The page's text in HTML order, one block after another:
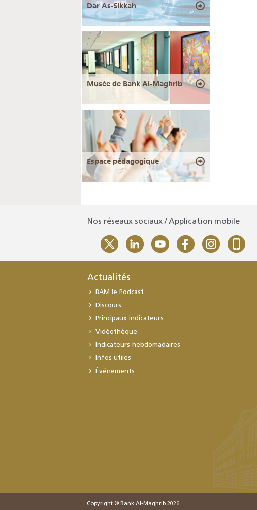
Dar As-Sikkah
Musée de Bank Al-Maghrib
Espace pédagogique
Nos réseaux sociaux / Application mobile
Actualités
BAM le Podcast
Discours
Principaux indicateurs
Vidéothèque
Indicateurs hebdomadaires
Infos utiles
Événements
Copyright © Bank Al-Maghrib 2026